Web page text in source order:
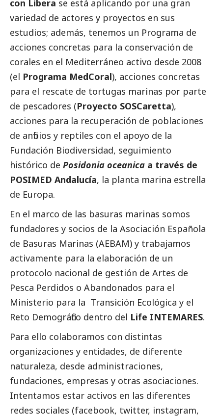
con Libera se está aplicando por una gran
variedad de actores y proyectos en sus
estudios; además, tenemos un Programa de
acciones concretas para la conservación de
corales en el Mediterráneo activo desde 2008
(el Programa MedCoral), acciones concretas
para el rescate de tortugas marinas por parte
de pescadores (Proyecto SOSCaretta),
acciones para la recuperación de poblaciones
de anfibios y reptiles con el apoyo de la
Fundación Biodiversidad, seguimiento
histórico de Posidonia oceanica a través de
POSIMED Andalucía, la planta marina estrella
de Europa.
En el marco de las basuras marinas somos
fundadores y socios de la Asociación Española
de Basuras Marinas (AEBAM) y trabajamos
activamente para la elaboración de un
protocolo nacional de gestión de Artes de
Pesca Perdidos o Abandonados para el
Ministerio para la Transición Ecológica y el
Reto Demográfico dentro del Life INTEMARES.
Para ello colaboramos con distintas
organizaciones y entidades, de diferente
naturaleza, desde administraciones,
fundaciones, empresas y otras asociaciones.
Intentamos estar activos en las diferentes
redes sociales (facebook, twitter, instagram,